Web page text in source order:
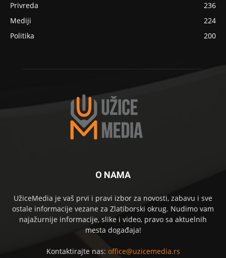
Privreda
236
Mediji
224
Politika
200
O NAMA
UžiceMedia je vaš prvi i pravi izbor za novosti, zabavu i sve
ostale informacije vezane za Zlatiborski okrug. Nudimo vam
najažurnije informacije, slike i video, pravo sa aktuelnih
mesta događaja!
Kontaktirajte nas: office@uzicemedia.rs